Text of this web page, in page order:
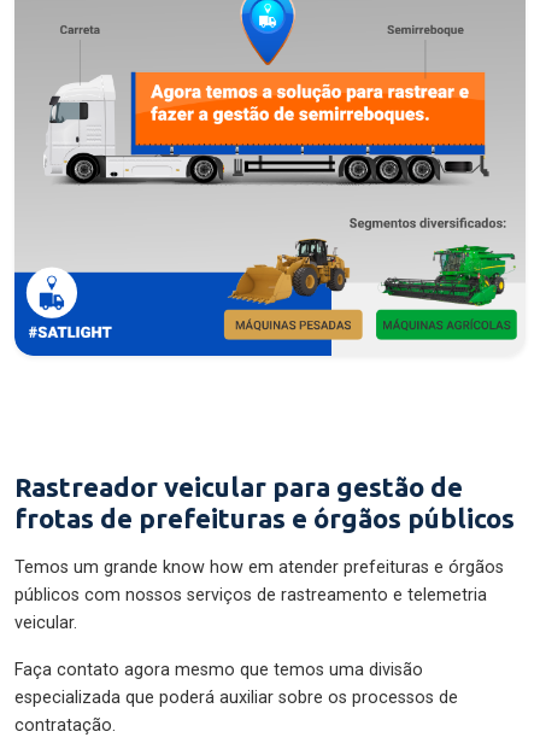
Rastreador veicular para gestão de
frotas de prefeituras e órgãos públicos
Temos um grande know how em atender prefeituras e órgãos
públicos com nossos serviços de rastreamento e telemetria
veicular.
Faça contato agora mesmo que temos uma divisão
especializada que poderá auxiliar sobre os processos de
contratação.